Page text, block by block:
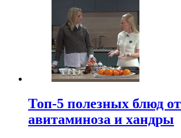
Топ-5 полезных блюд от
авитаминоза и хандры